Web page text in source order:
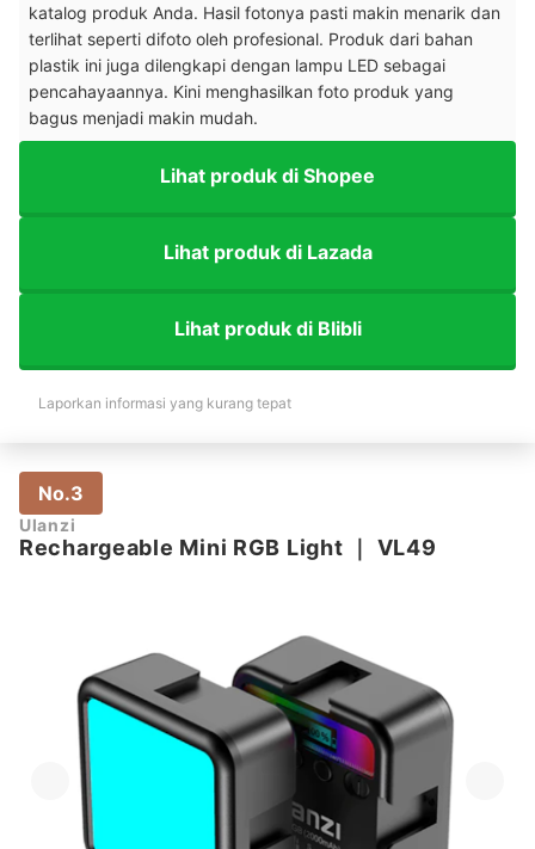
katalog produk Anda. Hasil fotonya pasti makin menarik dan
terlihat seperti difoto oleh profesional. Produk dari bahan
plastik ini juga dilengkapi dengan lampu LED sebagai
pencahayaannya. Kini menghasilkan foto produk yang
bagus menjadi makin mudah.
Lihat produk di Shopee
Lihat produk di Lazada
Lihat produk di Blibli
Laporkan informasi yang kurang tepat
No.3
Ulanzi
Rechargeable Mini RGB Light ｜ VL49